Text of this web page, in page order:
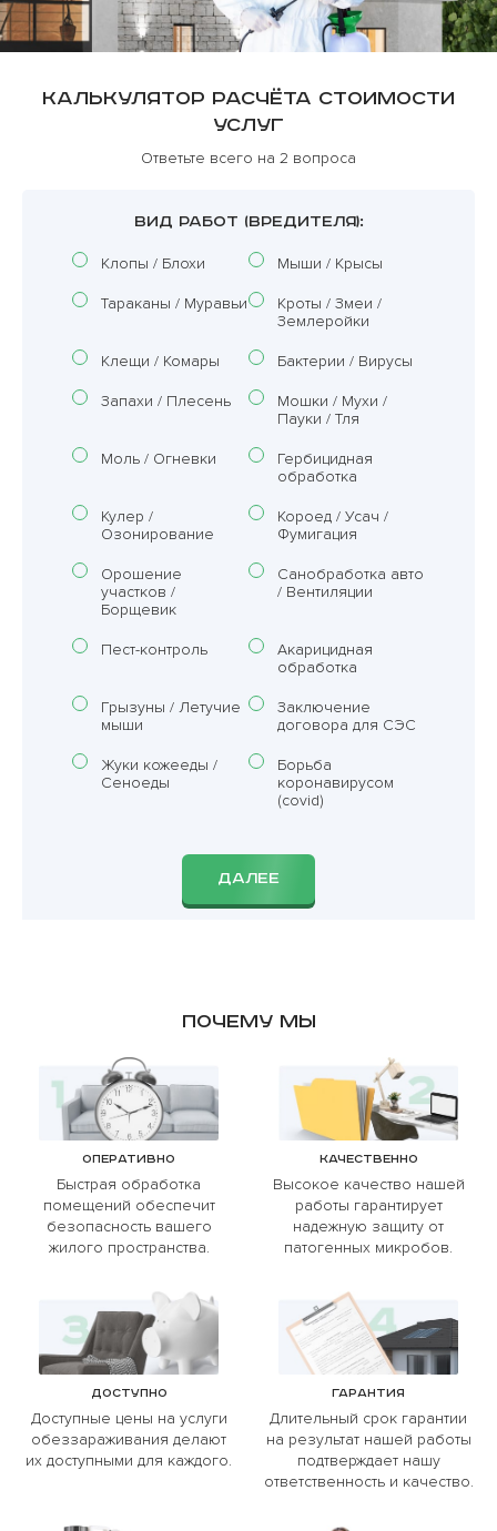
Калькулятор расчёта стоимости
услуг
Ответьте всего на 2 вопроса
ВИД РАБОТ (ВРЕДИТЕЛЯ):
Клопы / Блохи Мыши / Крысы
Тараканы / Муравьи
Кроты / Змеи /
Землеройки
Клещи / Комары Бактерии / Вирусы
Запахи / Плесень
Мошки / Мухи /
Пауки / Тля
Моль / Огневки
Гербицидная
обработка
Кулер /
Озонирование
Короед / Усач /
Фумигация
Орошение
участков /
Борщевик
Санобработка авто
/ Вентиляции
Пест-контроль
Акарицидная
обработка
Грызуны / Летучие
мыши
Заключение
договора для СЭС
Жуки кожееды /
Сеноеды
Борьба
коронавирусом
(covid)
ДАЛЕЕ
Почему мы
Оперативно
Быстрая обработка
помещений обеспечит
безопасность вашего
жилого пространства.
Качественно
Высокое качество нашей
работы гарантирует
надежную защиту от
патогенных микробов.
Доступно
Доступные цены на услуги
обеззараживания делают
их доступными для каждого.
Гарантия
Длительный срок гарантии
на результат нашей работы
подтверждает нашу
ответственность и качество.